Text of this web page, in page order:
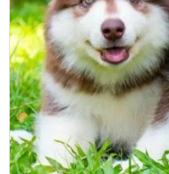
GIỚI THIỆU